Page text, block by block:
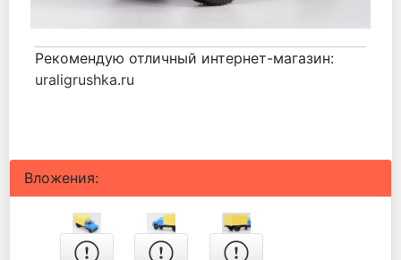
Рекомендую отличный интернет-магазин:
uraligrushka.ru
Вложения: